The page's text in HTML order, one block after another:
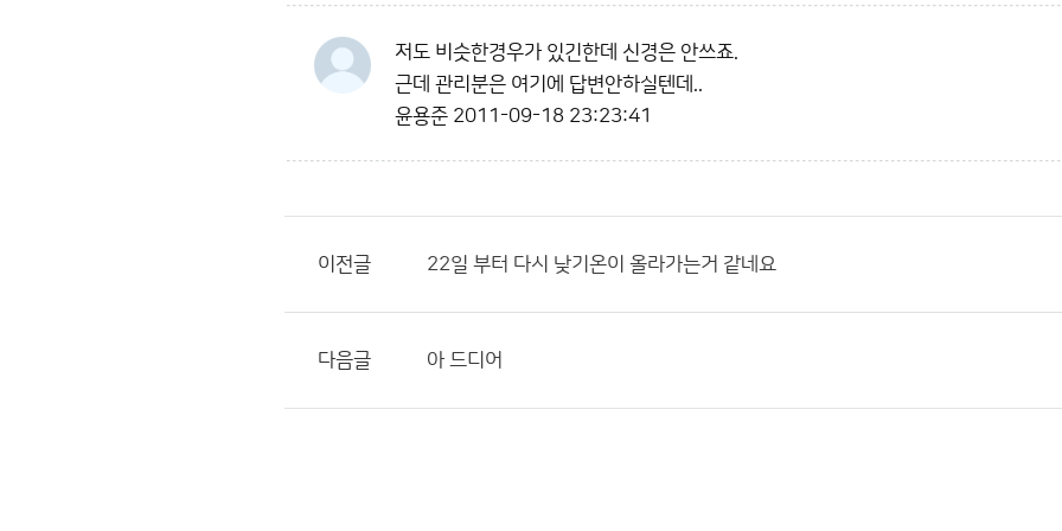
저도 비슷한경우가 있긴한데 신경은 안쓰죠.
근데 관리분은 여기에 답변안하실텐데..
윤용준 2011-09-18 23:23:41
이전글 22일 부터 다시 낮기온이 올라가는거 같네요
다음글 아 드디어